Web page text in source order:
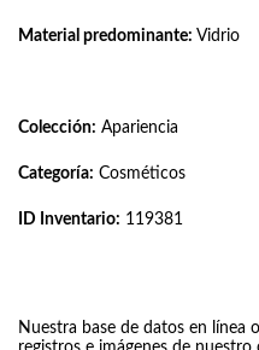
Material predominante: Vidrio
Colección: Apariencia
Categoría: Cosméticos
ID Inventario: 119381
Nuestra base de datos en línea